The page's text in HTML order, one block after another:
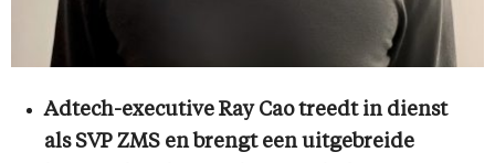
Adtech-executive Ray Cao treedt in dienst
als SVP ZMS en brengt een uitgebreide